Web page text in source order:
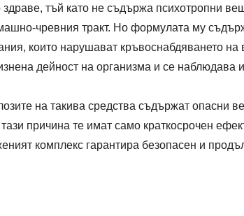
тъй като не съдържа психотропни
чревния тракт. Но формулата му
които нарушават кръвоснабдяването на
дейност на организма и се наблюдава
на такива средства съдържат опасни
причина те имат само краткосрочен
комплекс гарантира безопасен и